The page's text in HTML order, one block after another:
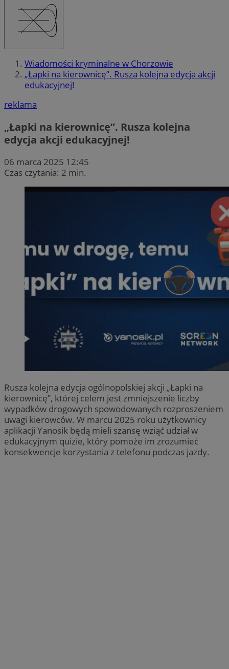
Wiadomości kryminalne w Chorzowie
„Łapki na kierownicę”. Rusza kolejna edycja akcji
edukacyjnej!
reklama
„Łapki na kierownicę”. Rusza kolejna
edycja akcji edukacyjnej!
06 marca 2025 12:45
Czas czytania: 2 min.
Rusza kolejna edycja ogólnopolskiej akcji „Łapki na
kierownicę”, której celem jest zmniejszenie liczby
wypadków drogowych spowodowanych rozproszeniem
uwagi kierowców. W marcu 2025 roku użytkownicy
aplikacji Yanosik będą mieli szansę wziąć udział w
edukacyjnym quizie, który pomoże im zrozumieć
konsekwencje korzystania z telefonu podczas jazdy.